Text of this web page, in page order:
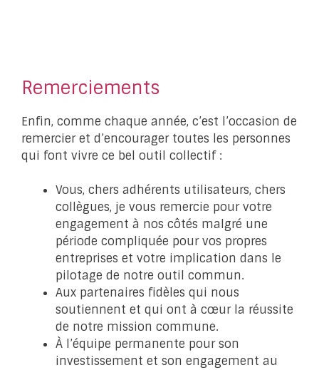
Remerciements
Enfin, comme chaque année, c’est l’occasion de
remercier et d’encourager toutes les personnes
qui font vivre ce bel outil collectif :
Vous, chers adhérents utilisateurs, chers
collègues, je vous remercie pour votre
engagement à nos côtés malgré une
période compliquée pour vos propres
entreprises et votre implication dans le
pilotage de notre outil commun.
Aux partenaires fidèles qui nous
soutiennent et qui ont à cœur la réussite
de notre mission commune.
À l’équipe permanente pour son
investissement et son engagement au